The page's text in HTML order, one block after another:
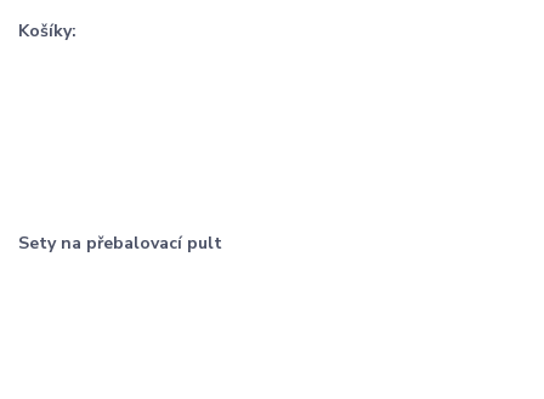
Košíky:
Sety na přebalovací pult